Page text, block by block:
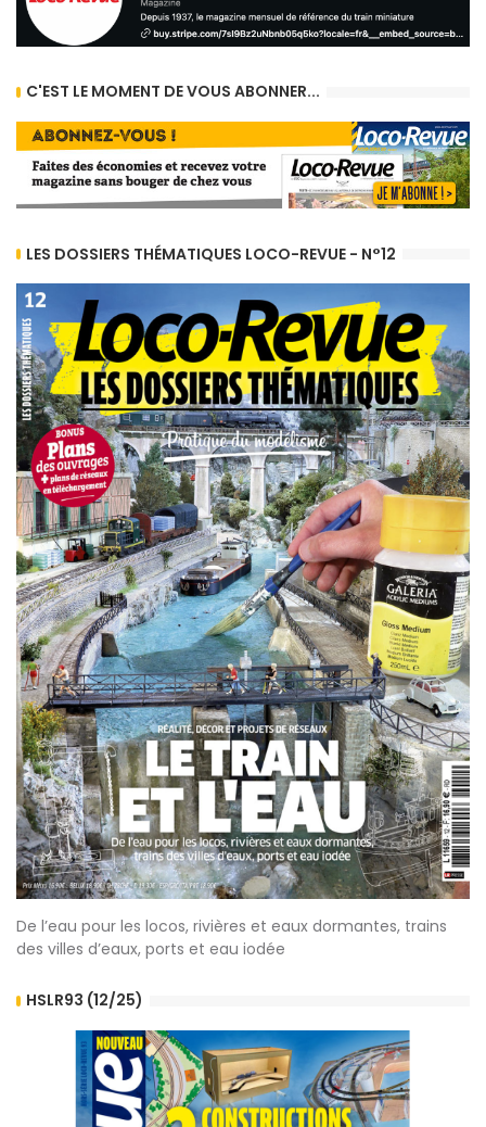
C'EST LE MOMENT DE VOUS ABONNER...
LES DOSSIERS THÉMATIQUES LOCO-REVUE - N°12
De l’eau pour les locos, rivières et eaux dormantes, trains
des villes d’eaux, ports et eau iodée
HSLR93 (12/25)